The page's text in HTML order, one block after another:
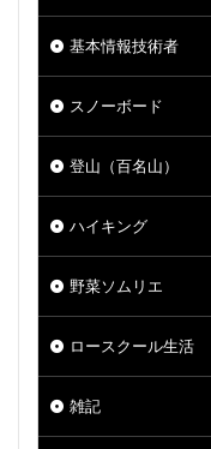
基本情報技術者
スノーボード
登山（百名山）
ハイキング
野菜ソムリエ
ロースクール生活
雑記